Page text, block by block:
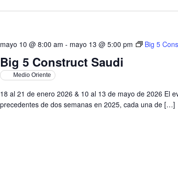
Big 5 Construct Saudi
mayo 10 @ 8:00 am - mayo 13 @ 5:00 pm Big 5
Medio Oriente
18 al 21 de enero 2026 & 10 al 13 de mayo de 2026 El
precedentes de dos semanas en 2025, cada una de […]